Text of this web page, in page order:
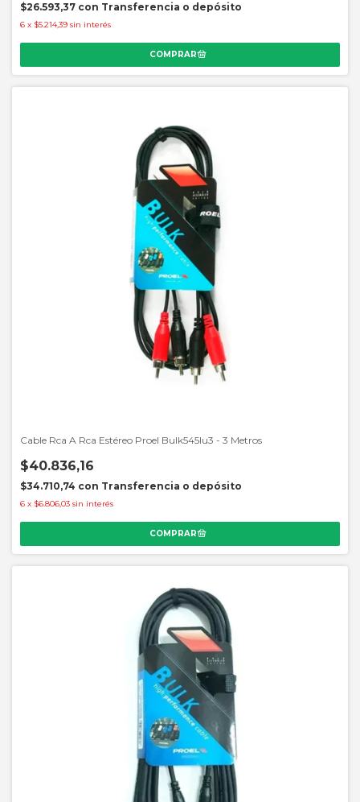
$26.593,37 con Transferencia o depósito
6 x $5.214,39 sin interés
Cable Rca A Rca Estéreo Proel Bulk545lu3 - 3 Metros
$40.836,16
$34.710,74 con Transferencia o depósito
6 x $6.806,03 sin interés